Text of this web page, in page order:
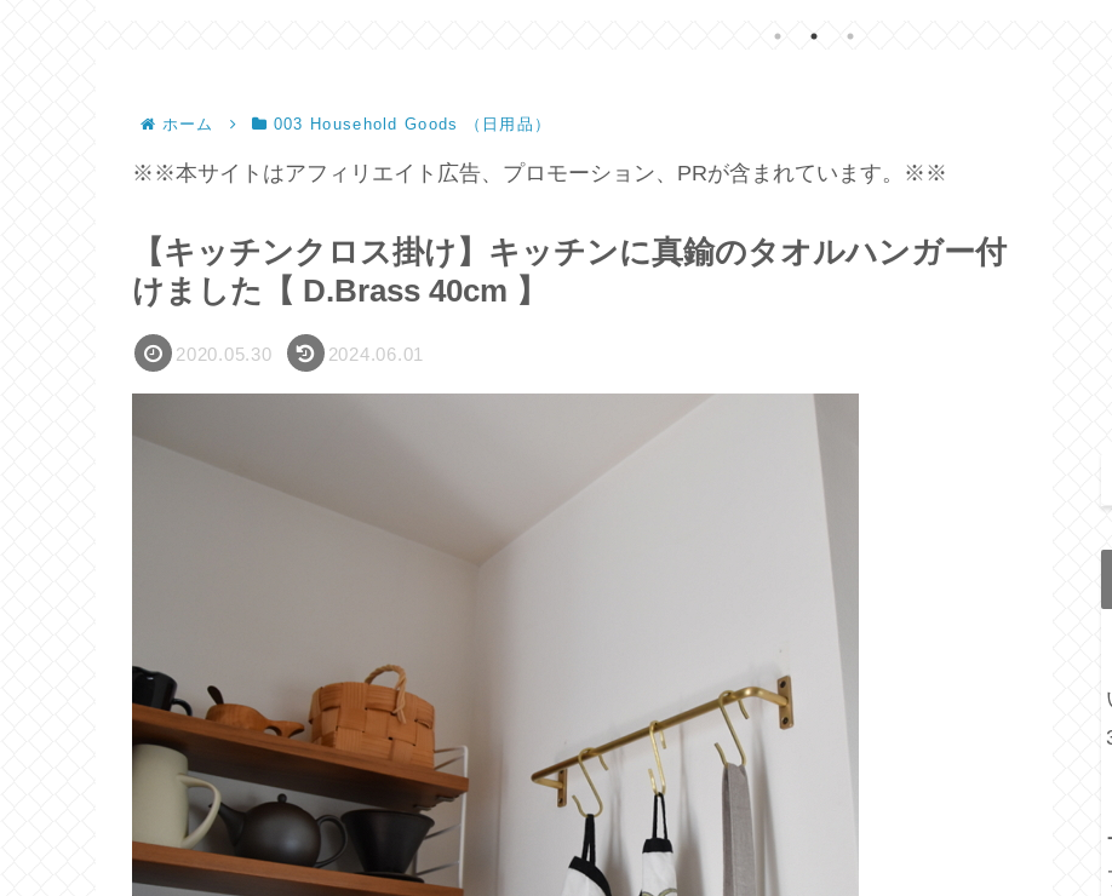
ホーム 003 Household Goods （日用品）
※※本サイトはアフィリエイト広告、プロモーション、PRが含まれています。※※
【キッチンクロス掛け】キッチンに真鍮のタオルハンガー付
けました【 D.Brass 40cm 】
2020.05.30 2024.06.01